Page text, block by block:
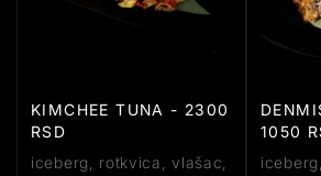
KIMCHEE TUNA - 2300
RSD
iceberg, rotkvica, vlašac,
1050